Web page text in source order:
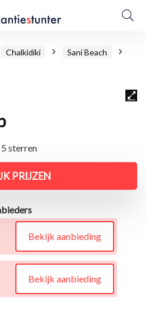
Chalkidiki
Sani Beach
sterren
PRIJZEN
Bekijk aanbieding
Bekijk aanbieding